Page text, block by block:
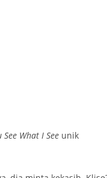
See What I See unik